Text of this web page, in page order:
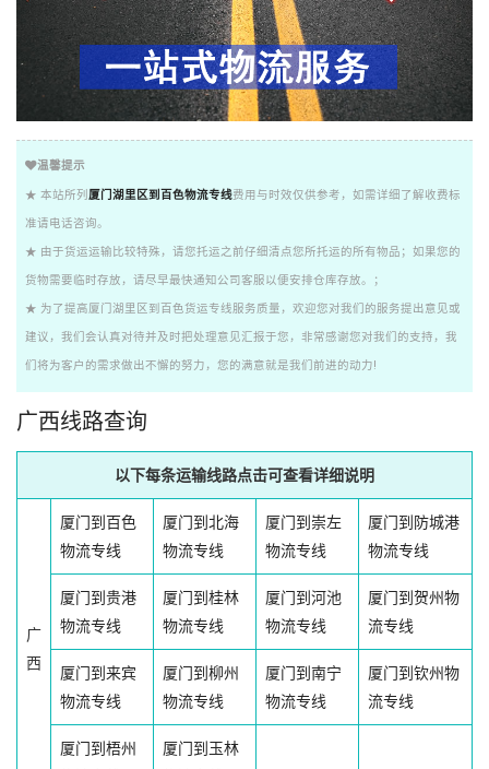
温馨提示
★ 本站所列 厦门湖里区到百色物流专线费用与时效仅供参考，如需详细了解收费标
准请电话咨询。
★ 由于货运运输比较特殊，请您托运之前仔细清点您所托运的所有物品；如果您的
货物需要临时存放，请尽早最快通知公司客服以便安排仓库存放。；
★ 为了提高厦门湖里区到百色货运专线服务质量，欢迎您对我们的服务提出意见或
建议，我们会认真对待并及时把处理意见汇报于您，非常感谢您对我们的支持，我
们将为客户的需求做出不懈的努力，您的满意就是我们前进的动力!
广西线路查询
以下每条运输线路点击可查看详细说明
广
西
厦门到百色
物流专线
厦门到北海
物流专线
厦门到崇左
物流专线
厦门到防城港
物流专线
厦门到贵港
物流专线
厦门到桂林
物流专线
厦门到河池
物流专线
厦门到贺州物
流专线
厦门到来宾
物流专线
厦门到柳州
物流专线
厦门到南宁
物流专线
厦门到钦州物
流专线
厦门到梧州
厦门到玉林